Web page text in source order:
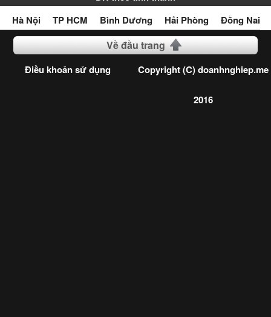
Hà Nội
TP HCM Bình Dương Hải Phòng Đồng Nai
Về đầu trang
Điều khoản sử dụng Copyright (C) doanhnghiep.me
2016